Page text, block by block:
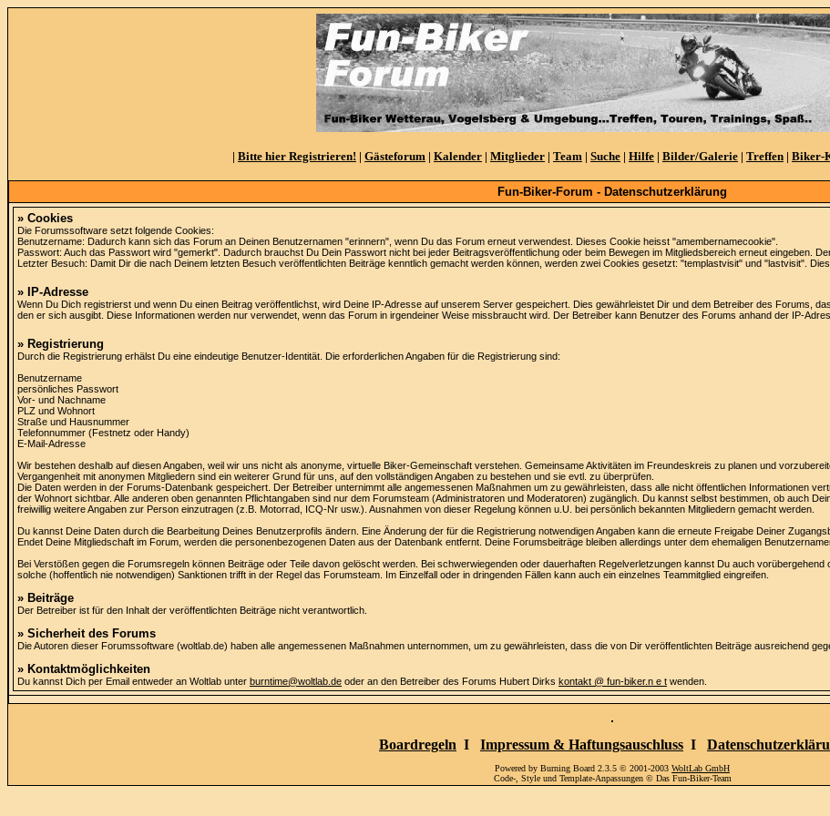
| Bitte hier Registrieren! | Gästeforum | Kalender | Mitglieder | Team | Suche | Hilfe | Bilder/Galerie | Treffen | Biker-
Fun-Biker-Forum - Datenschutzerklärung
» Cookies
Die Forumssoftware setzt folgende Cookies:
Benutzername: Dadurch kann sich das Forum an Deinen Benutzernamen "erinnern", wenn Du das Forum erneut verwendest. Dieses Cookie heisst "amembernamecookie".
Passwort: Auch das Passwort wird "gemerkt". Dadurch brauchst Du Dein Passwort nicht bei jeder Beitragsveröffentlichung oder beim Bewegen im Mitgliedsbereich erneut eingeben.
Letzter Besuch: Damit Dir die nach Deinem letzten Besuch veröffentlichten Beiträge kenntlich gemacht werden können, werden zwei Cookies gesetzt: "templastvisit" und "lastvisit".
» IP-Adresse
Wenn Du Dich registrierst und wenn Du einen Beitrag veröffentlichst, wird Deine IP-Adresse auf unserem Server gespeichert. Dies gewährleistet Dir und dem Betreiber des Forums,
den er sich ausgibt. Diese Informationen werden nur verwendet, wenn das Forum in irgendeiner Weise missbraucht wird. Der Betreiber kann Benutzer des Forums anhand der IP-
» Registrierung
Durch die Registrierung erhälst Du eine eindeutige Benutzer-Identität. Die erforderlichen Angaben für die Registrierung sind:
Benutzername
persönliches Passwort
Vor- und Nachname
PLZ und Wohnort
Straße und Hausnummer
Telefonnummer (Festnetz oder Handy)
E-Mail-Adresse
Wir bestehen deshalb auf diesen Angaben, weil wir uns nicht als anonyme, virtuelle Biker-Gemeinschaft verstehen. Gemeinsame Aktivitäten im Freundeskreis zu planen und
Vergangenheit mit anonymen Mitgliedern sind ein weiterer Grund für uns, auf den vollständigen Angaben zu bestehen und sie evtl. zu überprüfen.
Die Daten werden in der Forums-Datenbank gespeichert. Der Betreiber unternimmt alle angemessenen Maßnahmen um zu gewährleisten, dass alle nicht öffentlichen Informationen
der Wohnort sichtbar. Alle anderen oben genannten Pflichtangaben sind nur dem Forumsteam (Administratoren und Moderatoren) zugänglich. Du kannst selbst bestimmen, ob auch
freiwillig weitere Angaben zur Person einzutragen (z.B. Motorrad, ICQ-Nr usw.). Ausnahmen von dieser Regelung können u.U. bei persönlich bekannten Mitgliedern gemacht werden.
Du kannst Deine Daten durch die Bearbeitung Deines Benutzerprofils ändern. Eine Änderung der für die Registrierung notwendigen Angaben kann die erneute Freigabe Deiner
Endet Deine Mitgliedschaft im Forum, werden die personenbezogenen Daten aus der Datenbank entfernt. Deine Forumsbeiträge bleiben allerdings unter dem ehemaligen
Bei Verstößen gegen die Forumsregeln können Beiträge oder Teile davon gelöscht werden. Bei schwerwiegenden oder dauerhaften Regelverletzungen kannst Du auch
solche (hoffentlich nie notwendigen) Sanktionen trifft in der Regel das Forumsteam. Im Einzelfall oder in dringenden Fällen kann auch ein einzelnes Teammitglied eingreifen.
» Beiträge
Der Betreiber ist für den Inhalt der veröffentlichten Beiträge nicht verantwortlich.
» Sicherheit des Forums
Die Autoren dieser Forumssoftware (woltlab.de) haben alle angemessenen Maßnahmen unternommen, um zu gewährleisten, dass die von Dir veröffentlichten Beiträge ausreichend
» Kontaktmöglichkeiten
Du kannst Dich per Email entweder an Woltlab unter burntime@woltlab.de oder an den Betreiber des Forums Hubert Dirks kontakt @ fun-biker.n e t wenden.
Boardregeln I Impressum & Haftungsauschluss I
Powered by Burning Board 2.3.5 © 2001-2003 WoltLab GmbH
Code-, Style und Template-Anpassungen © Das Fun-Biker-Team